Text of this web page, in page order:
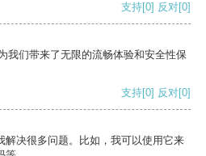
支持[0] 反对[0]
我们带来了无限的流畅体验和安全性保
支持[0] 反对[0]
解决很多问题。比如，我可以使用它来